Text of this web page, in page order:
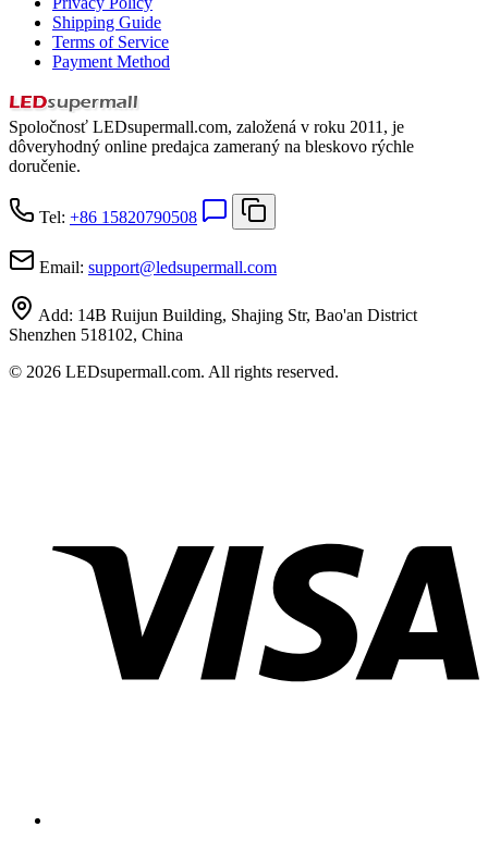
Shipping Guide
Terms of Service
Payment Method
Spoločnosť LEDsupermall.com, založená v roku 2011, je
dôveryhodný online predajca zameraný na bleskovo rýchle
doručenie.
Tel: +86 15820790508
Email: support@ledsupermall.com
Add: 14B Ruijun Building, Shajing Str, Bao'an District
Shenzhen 518102, China
© 2026 LEDsupermall.com. All rights reserved.